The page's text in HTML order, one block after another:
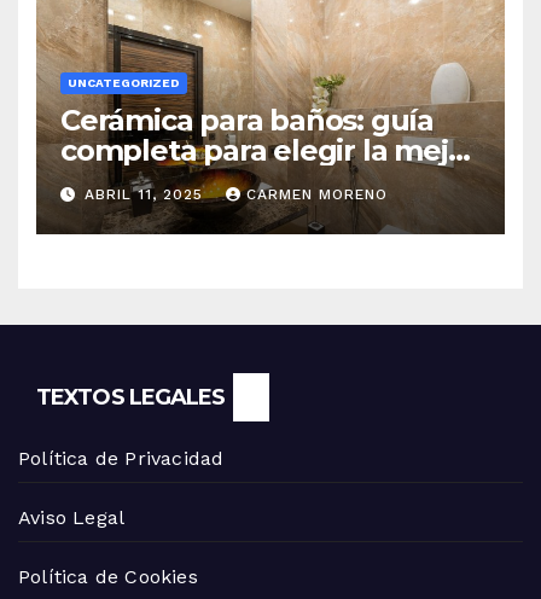
UNCATEGORIZED
Cerámica para baños: guía
completa para elegir la mejor
opción
ABRIL 11, 2025 CARMEN MORENO
TEXTOS LEGALES
Política de Privacidad
Aviso Legal
Política de Cookies